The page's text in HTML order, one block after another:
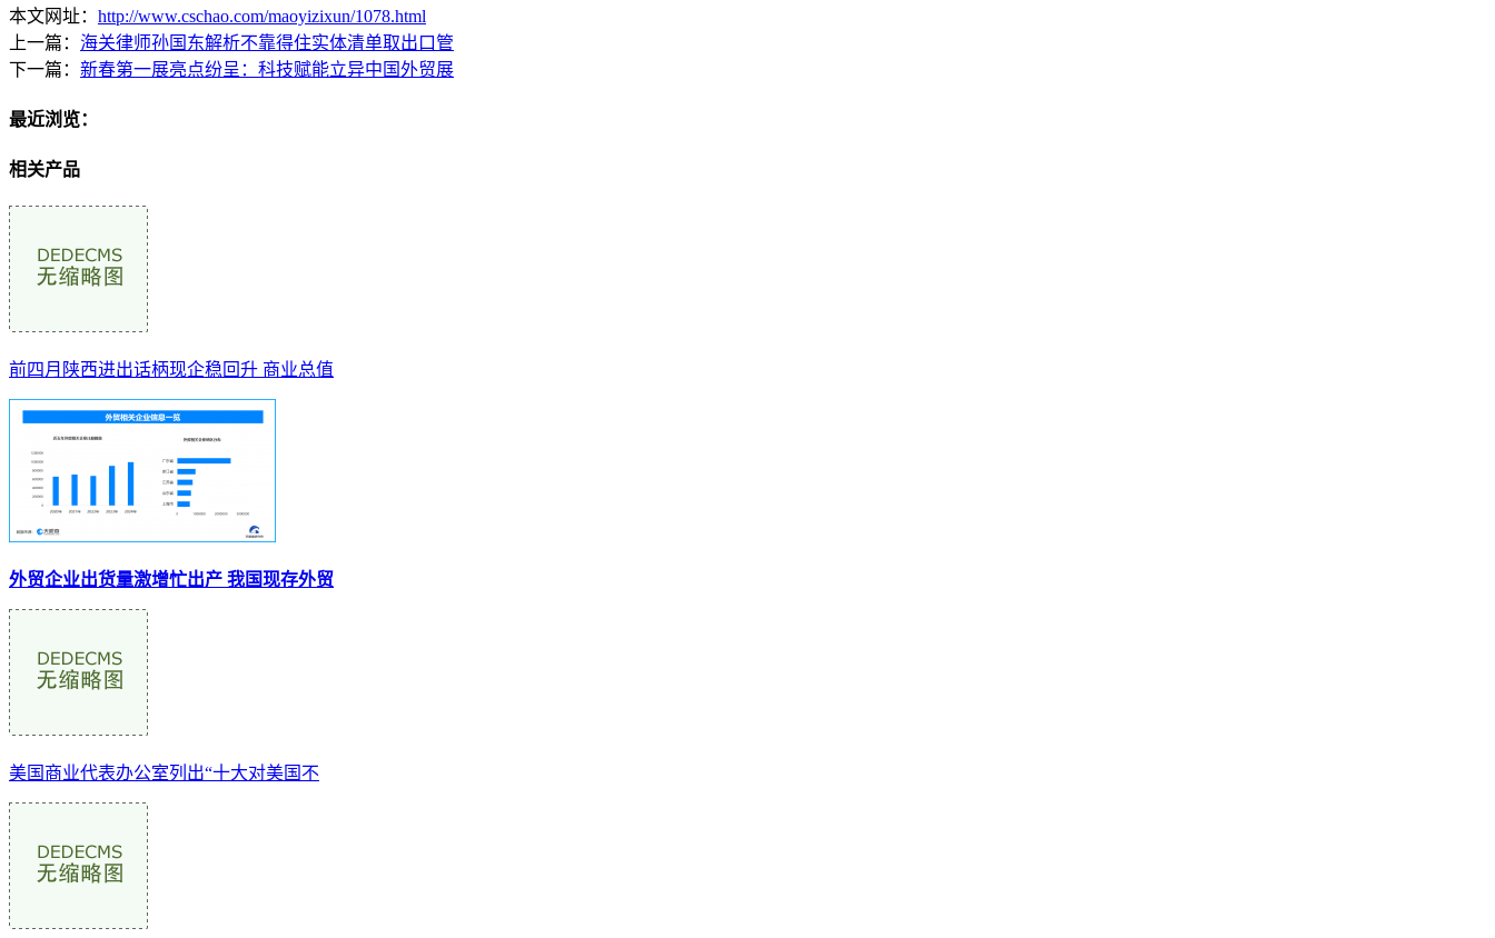
本文网址： http://www.cschao.com/maoyizixun/1078.html
上一篇： 海关律师孙国东解析不靠得住实体清单取出口管
下一篇： 新春第一展亮点纷呈：科技赋能立异中国外贸展
最近浏览：
相关产品
前四月陕西进出话柄现企稳回升 商业总值
外贸企业出货量激增忙出产 我国现存外贸
美国商业代表办公室列出“十大对美国不